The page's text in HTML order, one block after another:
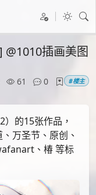
插画美图
61
0
#楼主
的15张作品，
万圣节、原创、
、椿 等标